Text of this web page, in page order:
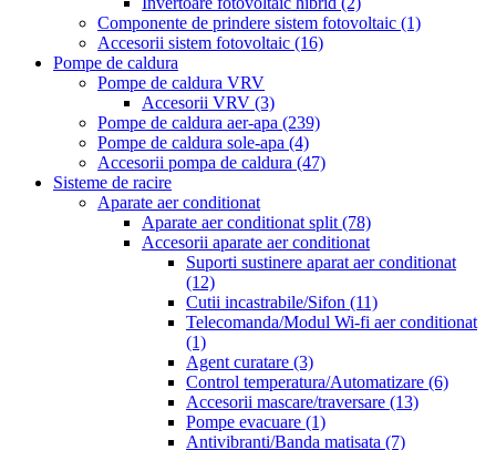
Componente de prindere sistem fotovoltaic (1)
Accesorii sistem fotovoltaic (16)
Pompe de caldura
Pompe de caldura VRV
Accesorii VRV (3)
Pompe de caldura aer-apa (239)
Pompe de caldura sole-apa (4)
Accesorii pompa de caldura (47)
Sisteme de racire
Aparate aer conditionat
Aparate aer conditionat split (78)
Accesorii aparate aer conditionat
Suporti sustinere aparat aer conditionat
(12)
Cutii incastrabile/Sifon (11)
Telecomanda/Modul Wi-fi aer conditionat
(1)
Agent curatare (3)
Control temperatura/Automatizare (6)
Accesorii mascare/traversare (13)
Pompe evacuare (1)
Antivibranti/Banda matisata (7)